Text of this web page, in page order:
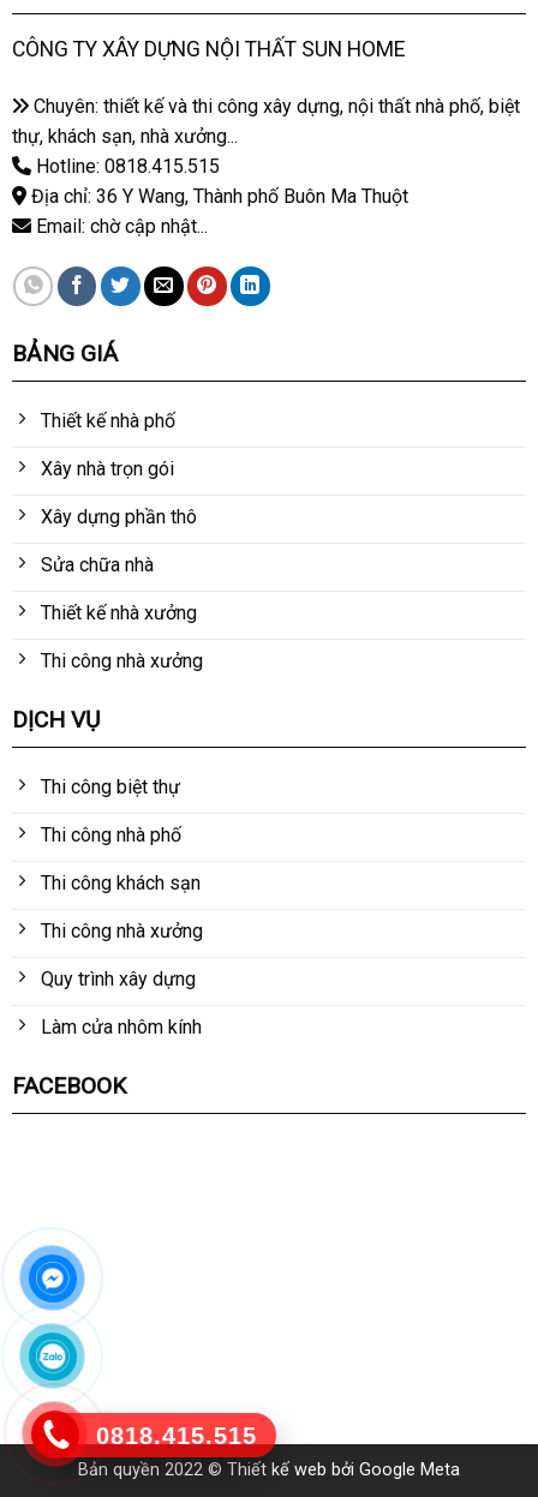
0818.415.515
CÔNG TY XÂY DỰNG NỘI THẤT SUN HOME
Chuyên: thiết kế và thi công xây dựng, nội thất nhà phố, biệt
thự, khách sạn, nhà xưởng...
Hotline: 0818.415.515
Địa chỉ: 36 Y Wang, Thành phố Buôn Ma Thuột
Email: chờ cập nhật...
BẢNG GIÁ
Thiết kế nhà phố
Xây nhà trọn gói
Xây dựng phần thô
Sửa chữa nhà
Thiết kế nhà xưởng
Thi công nhà xưởng
DỊCH VỤ
Thi công biệt thự
Thi công nhà phố
Thi công khách sạn
Thi công nhà xưởng
Quy trình xây dựng
Làm cửa nhôm kính
FACEBOOK
Bản quyền 2022 © Thiết kế web bởi Google Meta